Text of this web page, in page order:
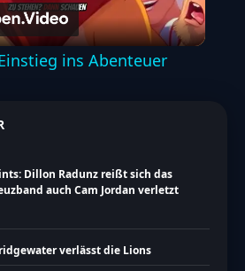
Video
ins Abenteuer
Dillon Radunz reißt sich das
auch Cam Jordan verletzt
verlässt die Lions